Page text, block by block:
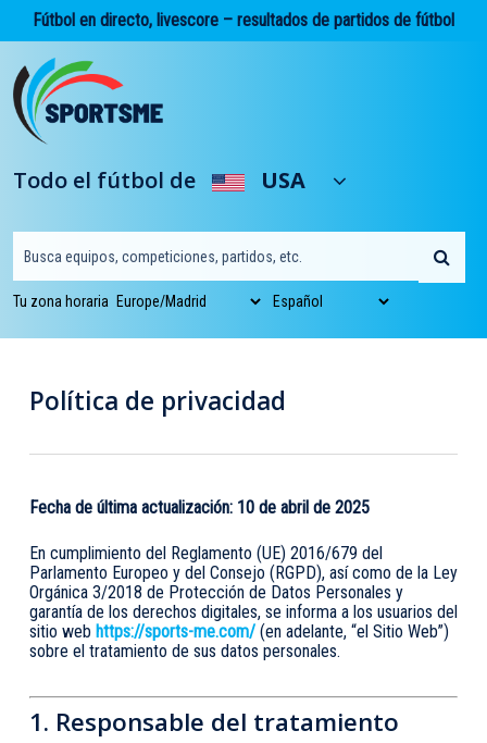
main
content
Fútbol en directo, livescore – resultados de partidos de fútbol
Todo el fútbol de USA
Tu zona horaria
Política de privacidad
Fecha de última actualización: 10 de abril de 2025
En cumplimiento del Reglamento (UE) 2016/679 del
Parlamento Europeo y del Consejo (RGPD), así como de la Ley
Orgánica 3/2018 de Protección de Datos Personales y
garantía de los derechos digitales, se informa a los usuarios del
sitio web https://sports-me.com/(en adelante, “el Sitio Web”)
sobre el tratamiento de sus datos personales.
1. Responsable del tratamiento